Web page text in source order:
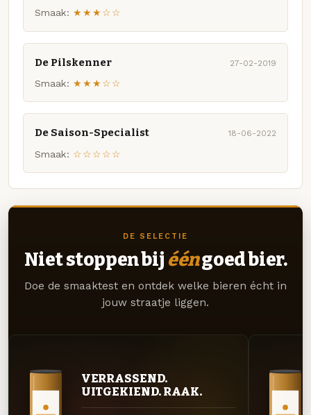
Smaak: ★★★☆☆
De Pilskenner 27-02-2019
Smaak: ★★★☆☆
De Saison-Specialist 18-06-2022
Smaak: ☆☆☆☆☆
DE SELECTIE
Niet stoppen bij ééngoed bier.
Doe de smaaktest en ontdek welke bieren écht in
jouw straatje liggen.
VERRASSEND.
UITGEKIEND. RAAK.